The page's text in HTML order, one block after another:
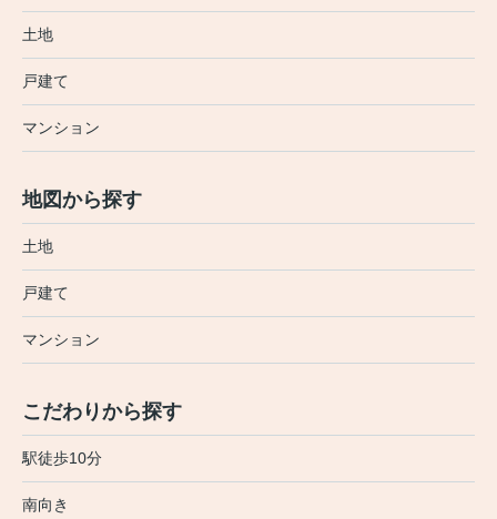
土地
戸建て
マンション
地図から探す
土地
戸建て
マンション
こだわりから探す
駅徒歩10分
南向き